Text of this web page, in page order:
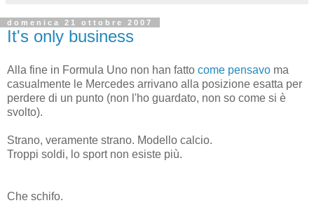
domenica 21 ottobre 2007
It's only business
Alla fine in Formula Uno non han fatto come pensavo ma
casualmente le Mercedes arrivano alla posizione esatta per
perdere di un punto (non l'ho guardato, non so come si è
svolto).
Strano, veramente strano. Modello calcio.
Troppi soldi, lo sport non esiste più.
Che schifo.